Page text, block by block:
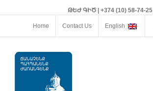
ԹԵԺ ԳԻԾ | +374 (10) 58-74-25
Home Contact Us English